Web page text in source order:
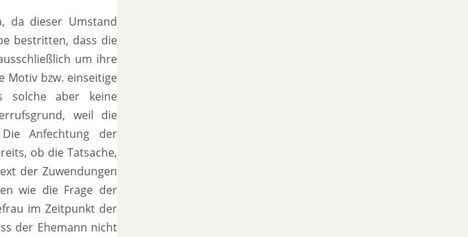
da dieser Umstand
bestritten, dass die
um ihre
Motiv bzw. einseitige
solche aber keine
weil die
Anfechtung der
ob die Tatsache,
der Zuwendungen
wie die Frage der
im Zeitpunkt der
der Ehemann nicht